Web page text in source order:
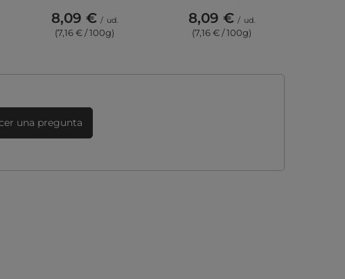
8,09 € / ud.
(7,16 € / 100g)
8,09 € / ud.
(7,16 € / 100g)
una pregunta